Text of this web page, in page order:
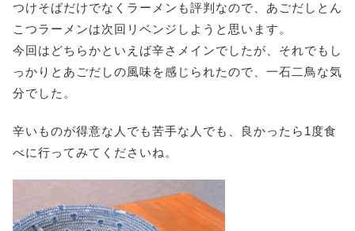
つけそばだけでなくラーメンも評判なので、あごだしとん
こつラーメンは次回リベンジしようと思います。
今回はどちらかといえば辛さメインでしたが、それでもし
っかりとあごだしの風味を感じられたので、一石二鳥な気
分でした。
辛いものが得意な人でも苦手な人でも、良かったら1度食
べに行ってみてくださいね。